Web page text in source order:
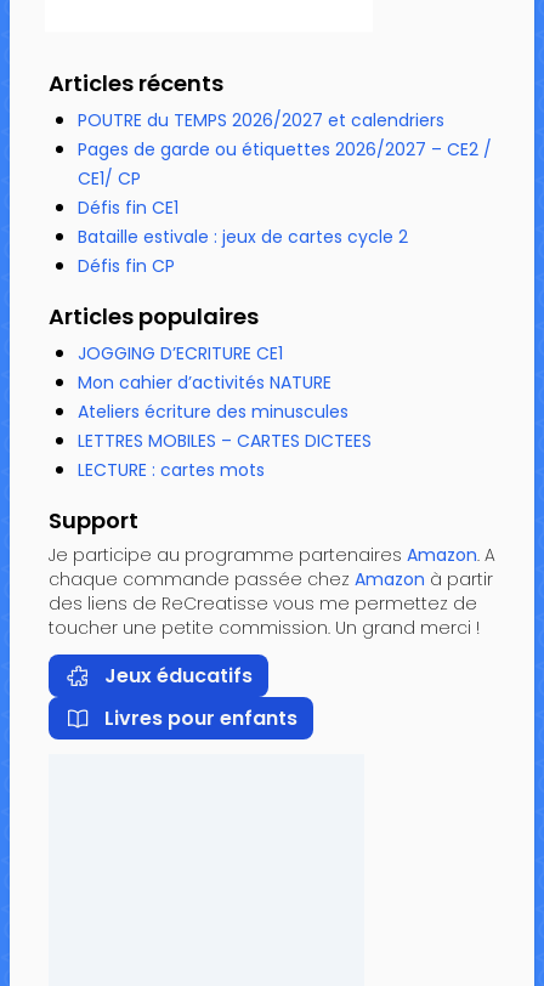
Articles récents
POUTRE du TEMPS 2026/2027 et calendriers
Pages de garde ou étiquettes 2026/2027 – CE2 /
CE1/ CP
Défis fin CE1
Bataille estivale : jeux de cartes cycle 2
Défis fin CP
Articles populaires
JOGGING D’ECRITURE CE1
Mon cahier d’activités NATURE
Ateliers écriture des minuscules
LETTRES MOBILES – CARTES DICTEES
LECTURE : cartes mots
Support
Je participe au programme partenaires Amazon. A
chaque commande passée chez Amazon à partir
des liens de ReCreatisse vous me permettez de
toucher une petite commission. Un grand merci !
Jeux éducatifs
Livres pour enfants